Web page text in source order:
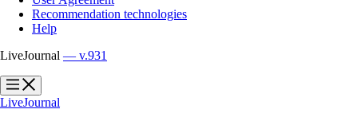
Recommendation technologies
Help
LiveJournal — v.931
?
?
LiveJournal